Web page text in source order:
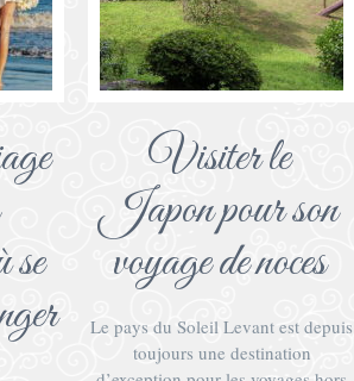
se
Visiter le
Japon pour son
voyage de noces
Le pays du Soleil Levant est depuis
toujours une destination